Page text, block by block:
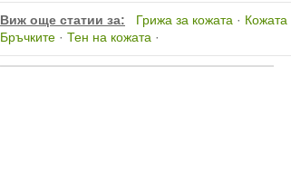
Виж още статии за: Грижа за кожата · Кожата
Бръчките · Тен на кожата ·